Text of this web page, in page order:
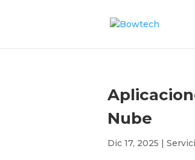
Nube
Dic 17, 2025 |